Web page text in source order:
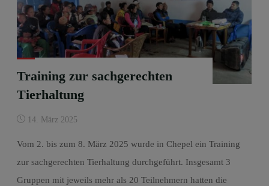
Training zur sachgerechten
Tierhaltung
14. März 2025
Vom 2. bis zum 8. März 2025 wurde in Chepel ein Training
zur sachgerechten Tierhaltung durchgeführt. Insgesamt 3
Gruppen mit jeweils mehr als 20 Teilnehmern hatten die